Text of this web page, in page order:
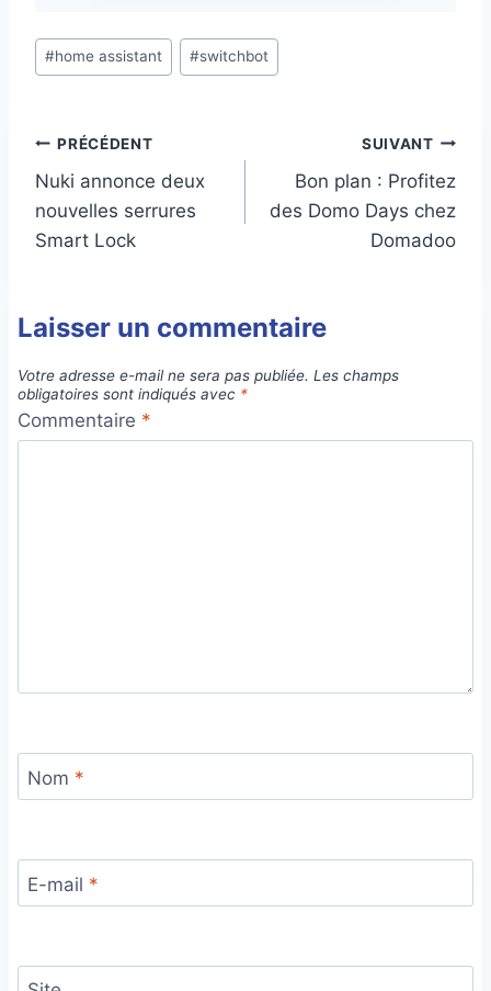
Étiquettes
de
publication :
#home assistant #switchbot
Navigation
de
l’article
PRÉCÉDENT
Nuki annonce deux
nouvelles serrures
Smart Lock
SUIVANT
Bon plan : Profitez
des Domo Days chez
Domadoo
Laisser un commentaire
Votre adresse e-mail ne sera pas publiée. Les champs
obligatoires sont indiqués avec *
Commentaire *
Nom *
E-mail *